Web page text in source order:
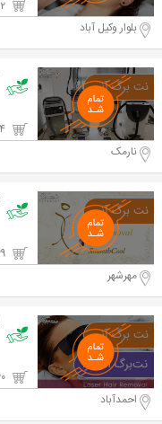
بلوار وکیل آباد
نارمک
مهرشهر
احمدآباد